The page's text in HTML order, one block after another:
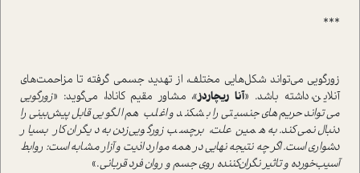
***
زورگویی می‌تواند شکل‌هایی مختلف، از تهدید جسمی گرفته تا مزاحمت‌های
آنلاین، داشته باشد. «آنا ریچاردز»، مشاور مقیم کانادا، می‌گوید: «زورگویی
می‌تواند حریم‌های جنسیتی را بشکند و اغلب هم الگویی قابل‌پیش‌بینی را
دنبال نمی‌کند. به همین علت، برچسب زورگو‌یی‌زدن به دیگران کار بسیار
دشواری است. اگر چه نتیجه نهایی در همه موارد اذیت و آزار مشابه است: روابط
آسیب‌خورده و تاثیر نگران‌کننده روی جسم و روان فرد قربانی.»